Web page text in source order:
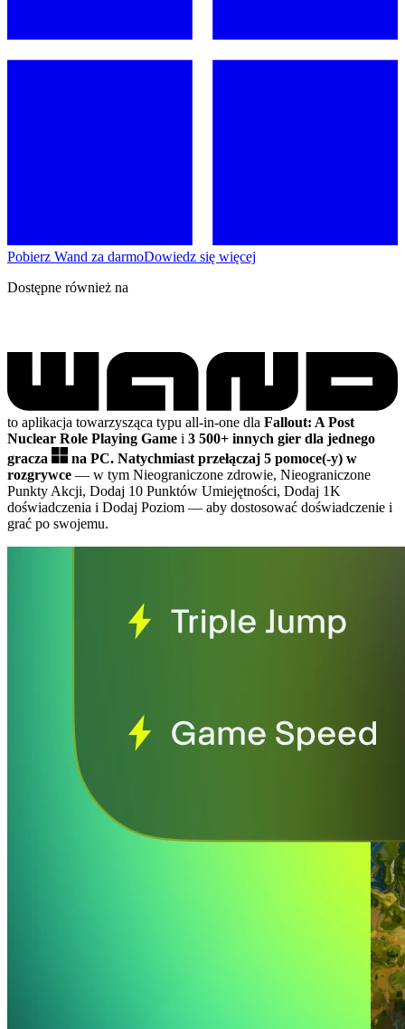
Pobierz Wand za darmoDowiedz się więcej
Dostępne również na
to aplikacja towarzysząca typu all-in-one dla Fallout: A Post
Nuclear Role Playing Game i 3 500+ innych gier dla jednego
gracza
na PC. Natychmiast przełączaj 5 pomoce(-y) w
rozgrywce — w tym Nieograniczone zdrowie, Nieograniczone
Punkty Akcji, Dodaj 10 Punktów Umiejętności, Dodaj 1K
doświadczenia i Dodaj Poziom — aby dostosować doświadczenie i
grać po swojemu.